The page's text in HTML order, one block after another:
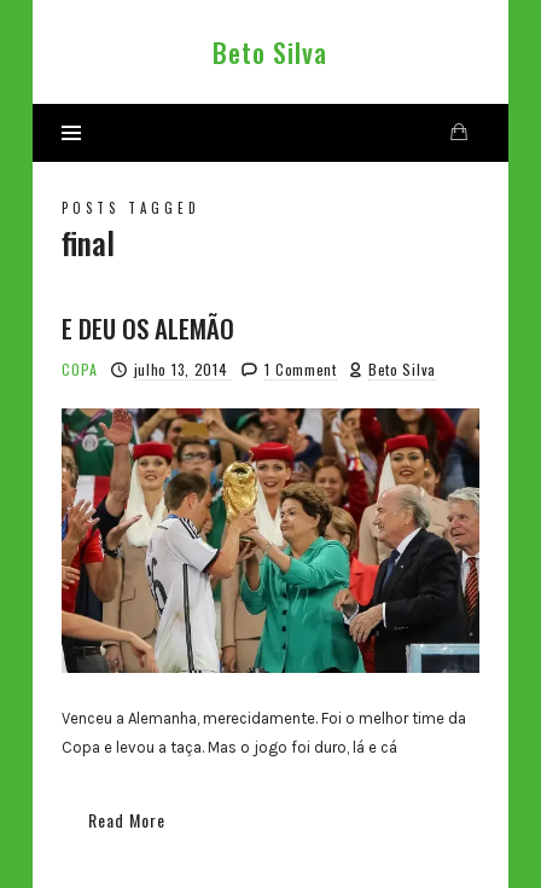
Beto
Beto Silva
POSTS TAGGED
final
E DEU OS ALEMÃO
COPA julho 13, 2014 1 Comment Beto Silva
Venceu a Alemanha, merecidamente. Foi o melhor time da
Copa e levou a taça. Mas o jogo foi duro, lá e cá
Read More